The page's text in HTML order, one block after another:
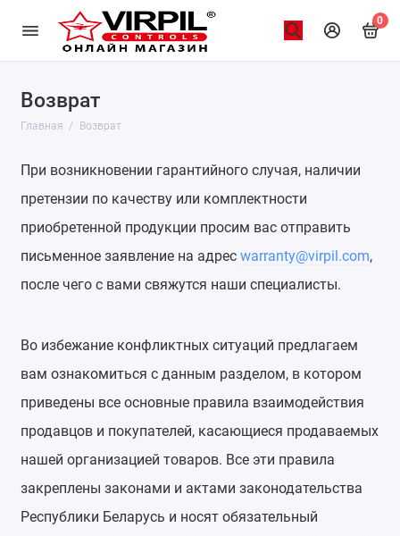
0
Возврат
Главная Возврат
При возникновении гарантийного случая, наличии
претензии по качеству или комплектности
приобретенной продукции просим вас отправить
письменное заявление на адрес warranty@virpil.com,
после чего с вами свяжутся наши специалисты.
Во избежание конфликтных ситуаций предлагаем
вам ознакомиться с данным разделом, в котором
приведены все основные правила взаимодействия
продавцов и покупателей, касающиеся продаваемых
нашей организацией товаров. Все эти правила
закреплены законами и актами законодательства
Республики Беларусь и носят обязательный